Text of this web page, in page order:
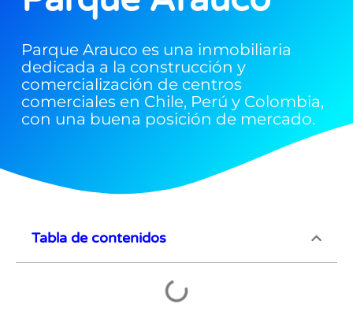
Parque Arauco es una inmobiliaria
dedicada a la construcción y
comercialización de centros
comerciales en Chile, Perú y Colombia,
con una buena posición de mercado.
Tabla de contenidos